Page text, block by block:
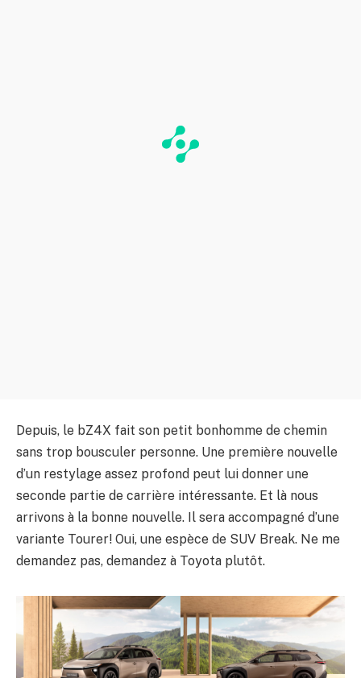
Depuis, le bZ4X fait son petit bonhomme de chemin
sans trop bousculer personne. Une première nouvelle
d’un restylage assez profond peut lui donner une
seconde partie de carrière intéressante. Et là nous
arrivons à la bonne nouvelle. Il sera accompagné d’une
variante Tourer! Oui, une espèce de SUV Break. Ne me
demandez pas, demandez à Toyota plutôt.